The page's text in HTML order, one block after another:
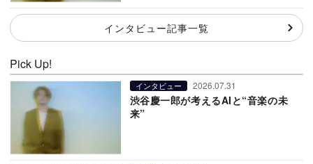
インタビュー記事一覧
Pick Up!
インタビュー 2026.07.31
渋谷慶一郎が考えるAIと“音楽の未
来”